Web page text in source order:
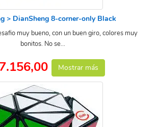
> DianSheng 8-corner-only Black
muy bueno, con un buen giro, colores muy
bonitos. No se...
Mostrar más